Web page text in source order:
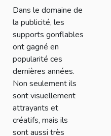
Dans le domaine de
la publicité, les
supports gonflables
ont gagné en
popularité ces
dernières années.
Non seulement ils
sont visuellement
attrayants et
créatifs, mais ils
sont aussi très